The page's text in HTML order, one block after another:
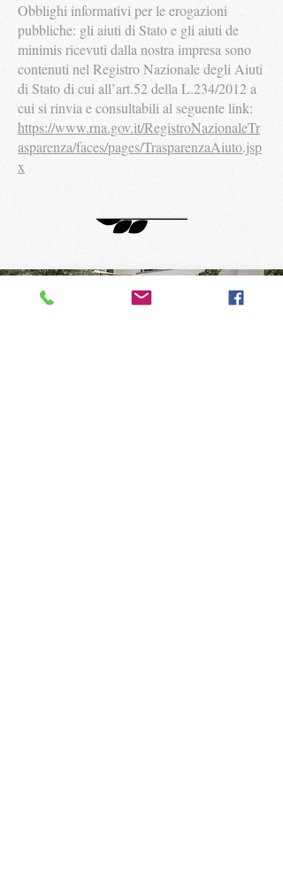
Obblighi informativi per le erogazioni
pubbliche: gli aiuti di Stato e gli aiuti de
minimis ricevuti dalla nostra impresa sono
contenuti nel Registro Nazionale degli Aiuti
di Stato di cui all’art.52 della L.234/2012 a
cui si rinvia e consultabili al seguente link:
https://www.rna.gov.it/RegistroNazionaleTr
asparenza/faces/pages/TrasparenzaAiuto.jsp
x
LA NOSTRA